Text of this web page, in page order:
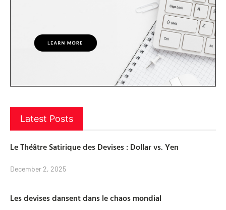
Latest Posts
Le Théâtre Satirique des Devises : Dollar vs. Yen
December 2, 2025
Les devises dansent dans le chaos mondial